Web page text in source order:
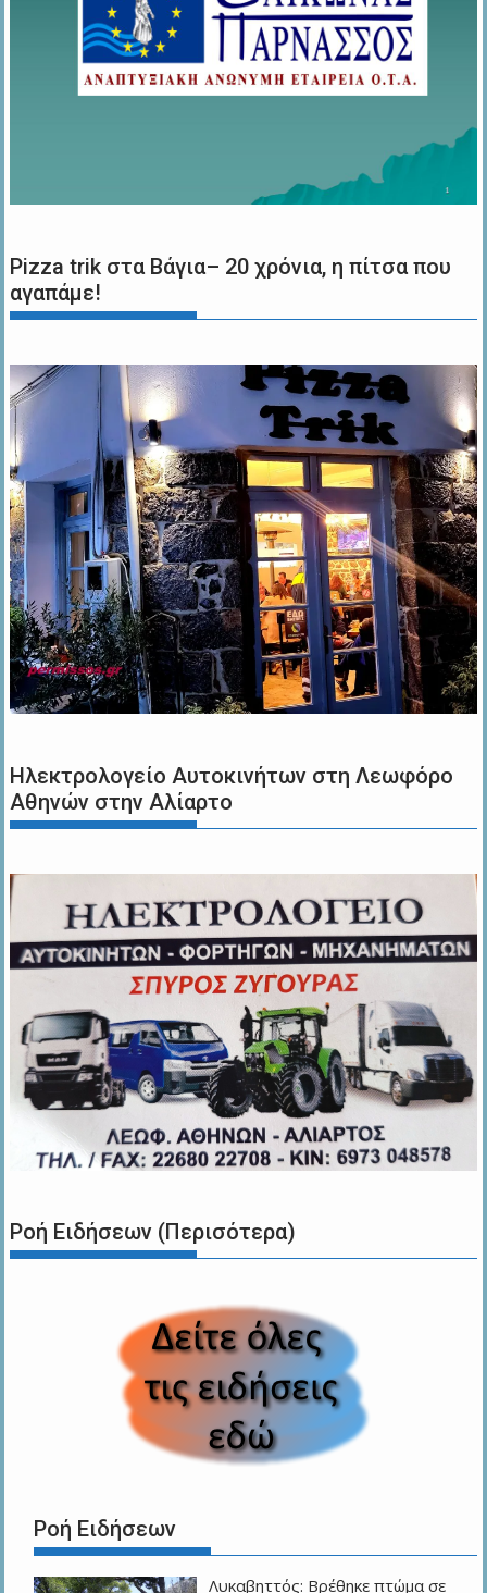
Pizza trik στα Βάγια– 20 χρόνια, η πίτσα που
αγαπάμε!
Ηλεκτρολογείο Αυτοκινήτων στη Λεωφόρο
Αθηνών στην Αλίαρτο
Ροή Ειδήσεων (Περισότερα)
Ροή Ειδήσεων
Λυκαβηττός: Βρέθηκε πτώμα σε